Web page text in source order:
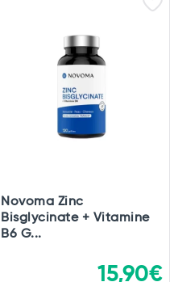
Novoma Zinc
Bisglycinate + Vitamine
B6 G...
15,90€